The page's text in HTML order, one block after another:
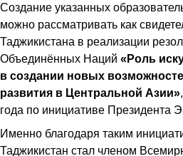
Создание указанных
можно рассматривать как
Таджикистана в реализации
Объединённых Наций «Роль
в создании новых
развития в Центральной Азии»
года по инициативе Президента
Именно благодаря таким
Таджикистан стал членом